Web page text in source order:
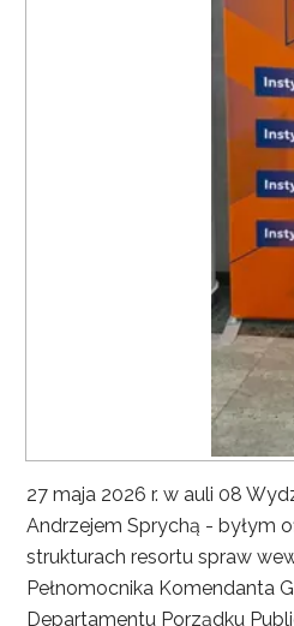
27 maja 2026 r. w auli 08
Andrzejem Sprychą - byłym
strukturach resortu spraw
Pełnomocnika Komendanta
Departamentu Porządku